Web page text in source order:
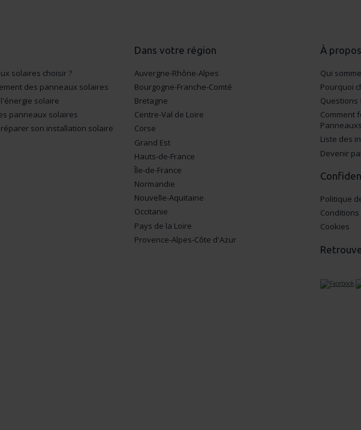
solaires choisir ?
des panneaux solaires
solaire
panneaux solaires
son installation solaire
Dans votre région
Auvergne-Rhône-Alpes
Bourgogne-Franche-Comté
Bretagne
Centre-Val de Loire
Corse
Grand Est
Hauts-de-France
Île-de-France
Normandie
Nouvelle-Aquitaine
Occitanie
Pays de la Loire
Provence-Alpes-Côte d'Azur
À propos
Qui
Pourquoi
Questions
Comment
Liste des
Devenir
Politique
Cookies